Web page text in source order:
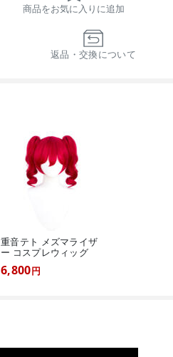
商品をお気に入りに追加
返品・交換について
重音テト メズマライザ
ー コスプレウィッグ
6,800円